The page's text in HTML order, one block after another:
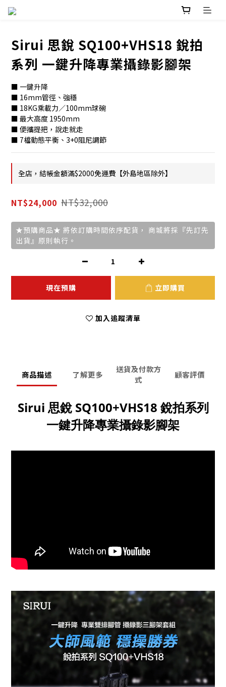
Sirui 思銳 SQ100+VHS18 銳拍
系列 一鍵升降專業攝錄影腳架
■ 一鍵升降
■ 16mm管徑、強穩
■ 18KG乘載力／100mm球碗
■ 最大高度 1950mm
■ 便攜提把，說走就走
■ 7檔動態平衡、3+0阻尼調節
全店，結帳金額滿$2000免運費【外島地區除外】
NT$24,000 NT$32,000
★預購商品★ 將依訂購時間依序配貨， 商城將採『先訂先
出貨』原則執行。
現在預購 立即購買
加入追蹤清單
商品描述 了解更多
送貨及付款方
式
顧客評價
Sirui 思銳 SQ100+VHS18 銳拍系列
一鍵升降專業攝錄影腳架